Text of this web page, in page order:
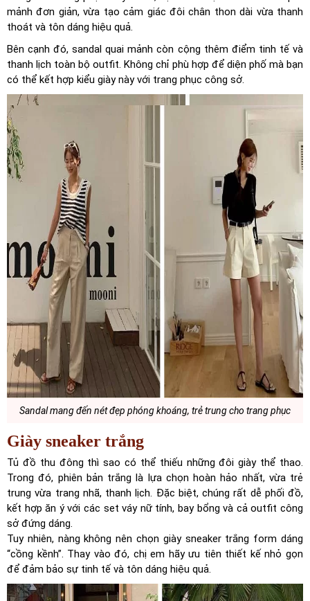
mảnh đơn giản, vừa tạo cảm giác đôi chân thon dài vừa thanh
thoát và tôn dáng hiệu quả.
Bên cạnh đó, sandal quai mảnh còn cộng thêm điểm tinh tế và
thanh lịch toàn bộ outfit. Không chỉ phù hợp để diện phố mà bạn
có thể kết hợp kiểu giày này với trang phục công sở.
Sandal mang đến nét đẹp phóng khoáng, trẻ trung cho trang phục
Giày sneaker trắng
Tủ đồ thu đông thì sao có thể thiếu những đôi giày thể thao.
Trong đó, phiên bản trắng là lựa chọn hoàn hảo nhất, vừa trẻ
trung vừa trang nhã, thanh lịch. Đặc biệt, chúng rất dễ phối đồ,
kết hợp ăn ý với các set váy nữ tính, bay bổng và cả outfit công
sở đứng dáng.
Tuy nhiên, nàng không nên chọn giày sneaker trắng form dáng
“cồng kềnh”. Thay vào đó, chị em hãy ưu tiên thiết kế nhỏ gọn
để đảm bảo sự tinh tế và tôn dáng hiệu quả.